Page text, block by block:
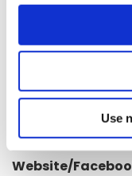
Use
PROJECT
CHATLOWEEN
132 chemin de la
Year of
Website/